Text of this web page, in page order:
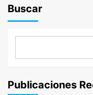
Buscar
Publicaciones